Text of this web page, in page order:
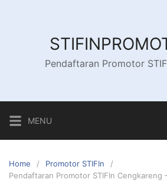
Pendaftaran Promotor
MENU
Home
Promotor STIFIn
Pendaftaran Promotor STIFIn Cengkareng